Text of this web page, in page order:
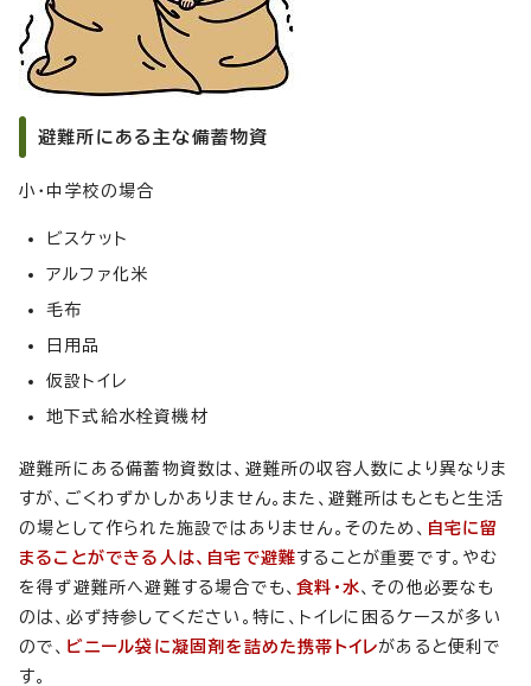
避難所にある主な備蓄物資
小・中学校の場合
ビスケット
アルファ化米
毛布
日用品
仮設トイレ
地下式給水栓資機材
避難所にある備蓄物資数は、避難所の収容人数により異なりま
すが、ごくわずかしかありません。また、避難所はもともと生活
の場として作られた施設ではありません。そのため、 自宅に留
まることができる人は、自宅で避難することが重要です。やむ
を得ず避難所へ避難する場合でも、食料・水、その他必要なも
のは、必ず持参してください。特に、トイレに困るケースが多い
ので、
ビニール袋に凝固剤を詰めた携帯トイレがあると便利で
す。